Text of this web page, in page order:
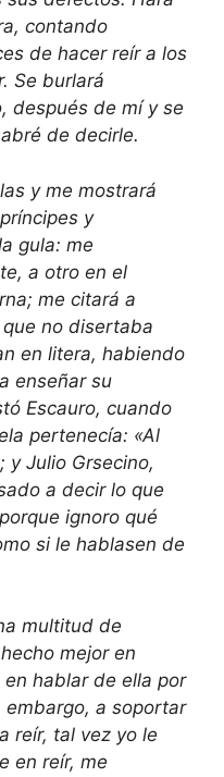
contando
de hacer reír a los
Se burlará
después de mí y se
de decirle.
y me mostrará
y
gula: me
a otro en el
me citará a
no disertaba
en litera, habiendo
enseñar su
Escauro, cuando
pertenecía: «Al
y Julio Grsecino,
a decir lo que
ignoro qué
si le hablasen de
multitud de
mejor en
hablar de ella por
a soportar
reír, tal vez yo le
en reír, me